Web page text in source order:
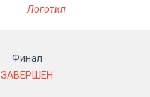
Логотип
Финал
ЗАВЕРШЕН